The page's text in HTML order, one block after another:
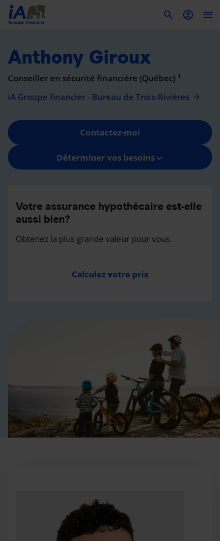
Anthony Giroux
Conseiller en sécurité financière (Québec) 1
iA Groupe financier - Bureau de Trois-Rivières
Contactez-moi
Déterminer vos besoins
Votre assurance hypothécaire est-elle
aussi bien?
Obtenez la plus grande valeur pour vous.
Calculez votre prix